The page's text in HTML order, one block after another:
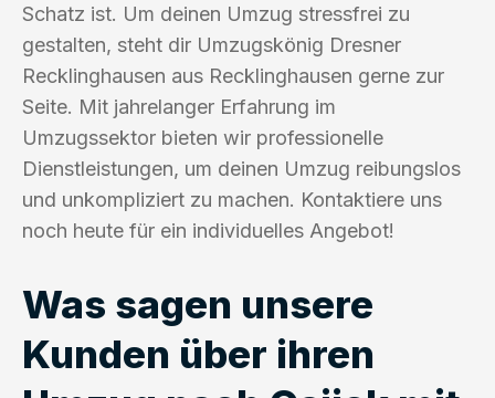
Schatz ist. Um deinen Umzug stressfrei zu
gestalten, steht dir Umzugskönig Dresner
Recklinghausen aus Recklinghausen gerne zur
Seite. Mit jahrelanger Erfahrung im
Umzugssektor bieten wir professionelle
Dienstleistungen, um deinen Umzug reibungslos
und unkompliziert zu machen. Kontaktiere uns
noch heute für ein individuelles Angebot!
Was sagen unsere
Kunden über ihren